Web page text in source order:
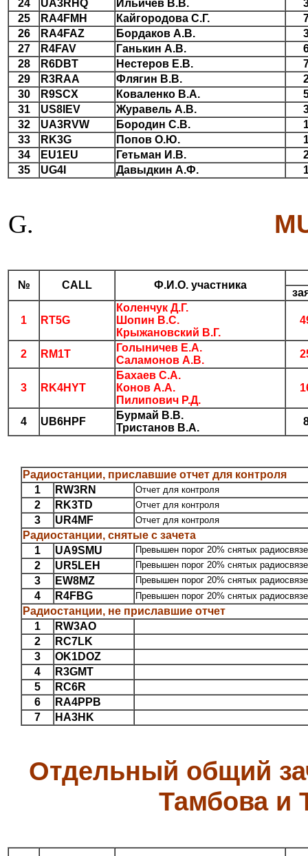
24
UA3RHQ Ильичев В.В.
25
RA4FMH Кайгородова С.Г.
26
RA4FAZ Бордаков А.В.
27
R4FAV Ганькин А.В.
28
R6DBT Нестеров Е.В.
29
R3RAA Флягин В.В.
30
R9SCX Коваленко В.А.
31
US8IEV Журавель А.В.
32
UA3RVW Бородин С.В.
33
RK3G Попов О.Ю.
34
EU1EU Гетьман И.В.
35
UG4I Давыдкин А.Ф.
№ CALL Ф.И.О. участника
1 RT5G
Коленчук Д.Г.
Шопин В.С.
Крыжановский В.Г.
2 RM1T
Голыничев Е.А.
Саламонов А.В.
3 RK4HYT
Бахаев С.А.
Конов А.А.
Пилипович Р.Д.
4 UB6HPF
Бурмай В.В.
Тристанов В.А.
Радиостанции, приславшие отчет для контроля
1
RW3RN Отчет для контроля
2 RK3TD Отчет для контроля
3 UR4MF Отчет для контроля
Радиостанции, снятые с зачета
1
UA9SMU Превышен порог 20% снятых
2 UR5LEH Превышен порог 20% снятых
3 EW8MZ Превышен порог 20% снятых
4 R4FBG Превышен порог 20% снятых
Радиостанции, не приславшие отчет
1
RW3AO
2
RC7LK
3
OK1DOZ
4
R3GMT
5
RC6R
6
RA4PPB
7
HA3HK
Отдельный общий
Тамбова и